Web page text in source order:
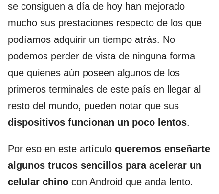
se consiguen a día de hoy han mejorado
mucho sus prestaciones respecto de los que
podíamos adquirir un tiempo atrás. No
podemos perder de vista de ninguna forma
que quienes aún poseen algunos de los
primeros terminales de este país en llegar al
resto del mundo, pueden notar que sus
dispositivos funcionan un poco lentos.
Por eso en este artículo queremos enseñarte
algunos trucos sencillos para acelerar un
celular chino con Android que anda lento.